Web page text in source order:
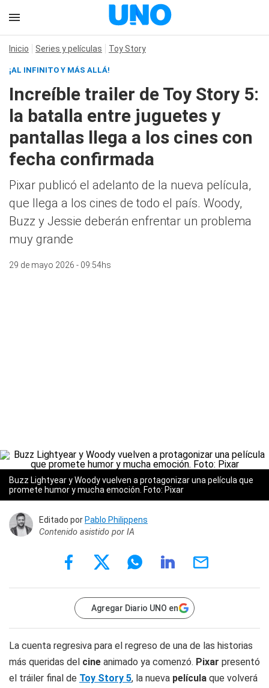
Inicio Series y películas Toy Story
¡AL INFINITO Y MÁS ALLÁ!
Increíble trailer de Toy Story 5:
la batalla entre juguetes y
pantallas llega a los cines con
fecha confirmada
Pixar publicó el adelanto de la nueva película,
que llega a los cines de todo el país. Woody,
Buzz y Jessie deberán enfrentar un problema
muy grande
29 de mayo 2026 - 09:54hs
Buzz Lightyear y Woody vuelven a protagonizar una película que
promete humor y mucha emoción. Foto: Pixar
Editado porPablo Philippens
Contenido asistido por IA
Agregar Diario UNO en
La cuenta regresiva para el regreso de una de las historias
más queridas del cine animado ya comenzó. Pixar presentó
el tráiler final de Toy Story 5, la nueva película que volverá